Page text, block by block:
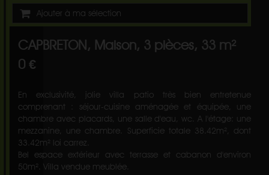
Ajouter à ma sélection
CAPBRETON, Maison, 3 pièces, 33 m²
0 €
En exclusivité, jolie villa patio très bien entretenue
comprenant : séjour-cuisine aménagée et équipée, une
chambre avec placards, une salle d'eau, wc. A l'étage: une
mezzanine, une chambre. Superficie totale 38.42m², dont
33.42m² loi carrez.
Bel espace extérieur avec terrasse et cabanon d'environ
50m². Villa vendue meublée.